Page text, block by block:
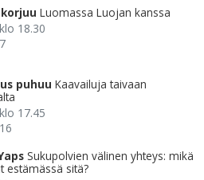
Luomassa Luojan kanssa
18.30
puhuu Kaavailuja taivaan
17.45
Sukupolvien välinen yhteys: mikä
estämässä sitä?